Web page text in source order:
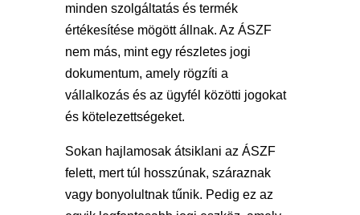
minden szolgáltatás és termék
értékesítése mögött állnak. Az ÁSZF
nem más, mint egy részletes jogi
dokumentum, amely rögzíti a
vállalkozás és az ügyfél közötti jogokat
és kötelezettségeket.
Sokan hajlamosak átsiklani az ÁSZF
felett, mert túl hosszúnak, száraznak
vagy bonyolultnak tűnik. Pedig ez az